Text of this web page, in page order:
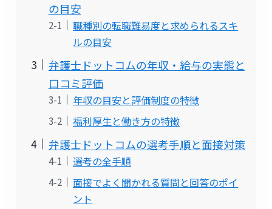
の目安
職種別の転職難易度と求められるスキ
ルの目安
弁護士ドットコムの年収・給与の実態と
口コミ評価
年収の目安と評価制度の特徴
福利厚生と働き方の特徴
弁護士ドットコムの選考手順と面接対策
選考の全手順
面接でよく聞かれる質問と回答のポイ
ント